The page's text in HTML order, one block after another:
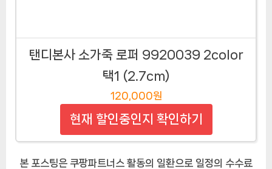
탠디본사 소가죽 로퍼 9920039 2color
택1 (2.7cm)
120,000원
현재 할인중인지 확인하기
본 포스팅은 쿠팡파트너스 활동의 일환으로 일정의 수수료